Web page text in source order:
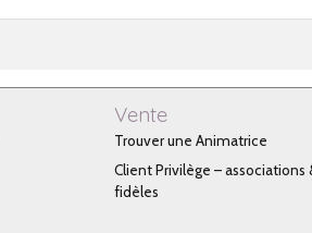
Vente
Trouver une Animatrice
Client Privilège – associations
fidèles